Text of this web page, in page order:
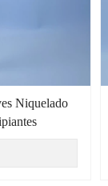
Niquelado